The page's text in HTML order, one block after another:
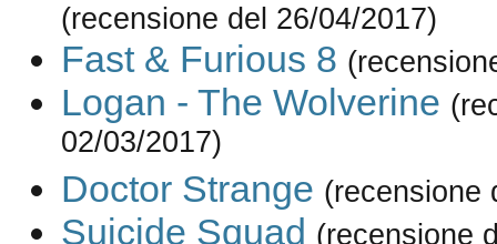
(recensione del 26/04/2017)
Fast & Furious 8
Logan - The Wolverine
02/03/2017)
Doctor Strange (recensione
Suicide Squad (recensione